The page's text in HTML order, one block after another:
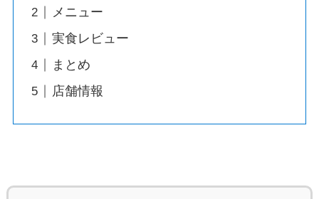
メニュー
実食レビュー
まとめ
店舗情報